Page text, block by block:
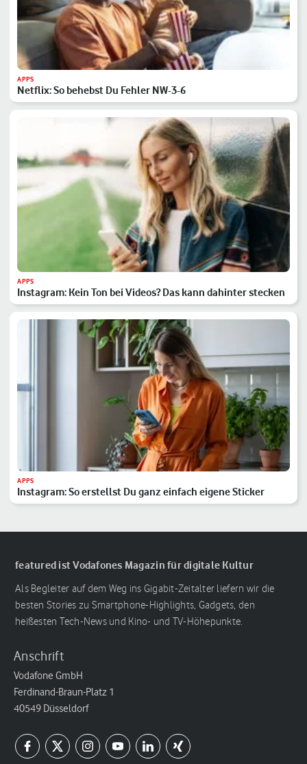
APPS
Netflix: So behebst Du Fehler NW-3-6
APPS
Instagram: Kein Ton bei Videos? Das kann dahinter stecken
APPS
Instagram: So erstellst Du ganz einfach eigene Sticker
featured ist Vodafones Magazin für digitale Kultur
Als Begleiter auf dem Weg ins Gigabit-Zeitalter liefern wir die
besten Stories zu Smartphone-Highlights, Gadgets, den
heißesten Tech-News und Kino- und TV-Höhepunkte.
Anschrift
Vodafone GmbH
Ferdinand-Braun-Platz 1
40549 Düsseldorf